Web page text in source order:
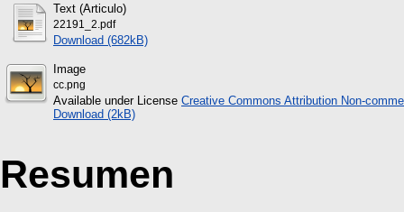
Text (Articulo)
22191_2.pdf
Download (682kB)
Image
cc.png
Available under License Creative Commons Attribution Non-
Download (2kB)
Resumen